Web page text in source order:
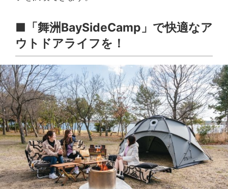
■「舞洲BaySideCamp」で快適なア
ウトドアライフを！